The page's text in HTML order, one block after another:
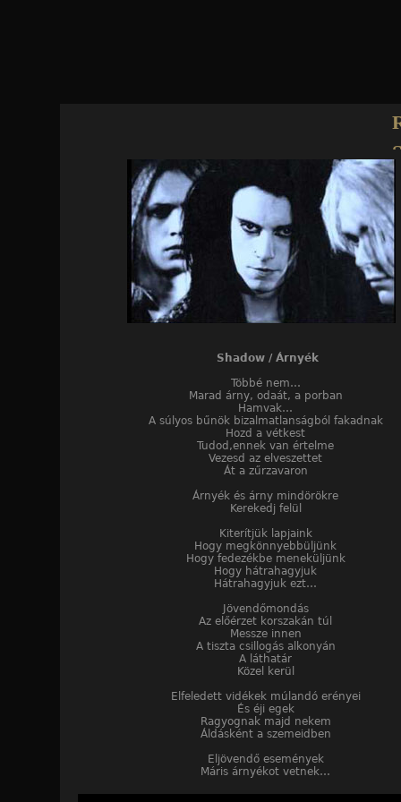
Shadow / Árnyék
Többé nem…
Marad árny, odaát, a porban
Hamvak…
A súlyos bűnök bizalmatlanságból fakadnak
Hozd a vétkest
Tudod,ennek van értelme
Vezesd az elveszettet
Át a zűrzavaron
Árnyék és árny mindörökre
Kerekedj felül
Kiterítjük lapjaink
Hogy megkönnyebbüljünk
Hogy fedezékbe meneküljünk
Hogy hátrahagyjuk
Hátrahagyjuk ezt…
Jövendőmondás
Az előérzet korszakán túl
Messze innen
A tiszta csillogás alkonyán
A láthatár
Közel kerül
Elfeledett vidékek múlandó erényei
És éji egek
Ragyognak majd nekem
Áldásként a szemeidben
Eljövendő események
Máris árnyékot vetnek…